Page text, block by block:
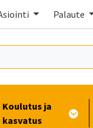
Palaute
Koulutus ja
kasvatus